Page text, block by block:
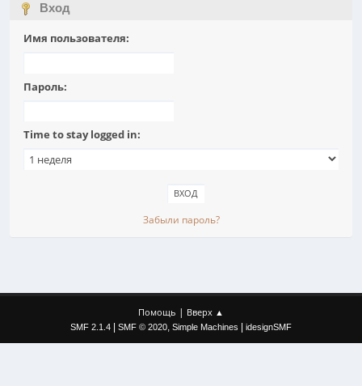
Вход
Имя пользователя:
Пароль:
Time to stay logged in:
Забыли пароль?
Помощь | Вверх ▲
SMF 2.1.4 SMF © 2020, Simple Machines idesignSMF